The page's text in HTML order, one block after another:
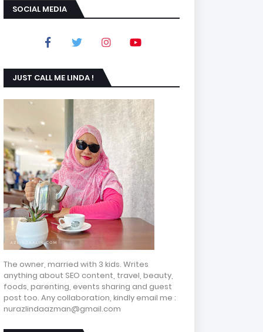
SOCIAL MEDIA
JUST CALL ME LINDA !
The owner, married with 3 kids. Writes
anything about SEO content, travel, beauty,
foods, parenting, events sharing and guest
post too. Any collaboration, kindly email me :
nurazlindaazman@gmail.com